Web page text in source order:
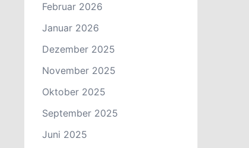
Februar 2026
Januar 2026
Dezember 2025
November 2025
Oktober 2025
September 2025
Juni 2025